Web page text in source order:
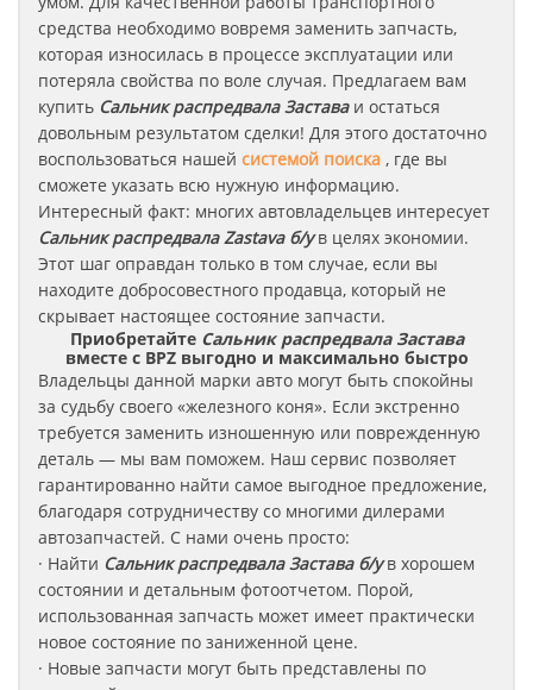
средства необходимо вовремя заменить запчасть,
которая износилась в процессе эксплуатации или
потеряла свойства по воле случая. Предлагаем вам
купить Сальник распредвалаЗаставаи остаться
довольным результатом сделки! Для этого достаточно
воспользоваться нашей системой поиска , где вы
сможете указать всю нужную информацию.
Интересный факт: многих автовладельцев интересует
Сальник распредвала Zastava б/у в целях экономии.
Этот шаг оправдан только в том случае, если вы
находите добросовестного продавца, который не
скрывает настоящее состояние запчасти.
Приобретайте Сальник распредвала Застава
вместе с BPZ выгодно и максимально быстро
Владельцы данной марки авто могут быть спокойны
за судьбу своего «железного коня». Если экстренно
требуется заменить изношенную или поврежденную
деталь — мы вам поможем. Наш сервис позволяет
гарантированно найти самое выгодное предложение,
благодаря сотрудничеству со многими дилерами
автозапчастей. С нами очень просто:
· Найти Сальник распредвалаЗаставаб/ув хорошем
состоянии и детальным фотоотчетом. Порой,
использованная запчасть может имеет практически
новое состояние по заниженной цене.
· Новые запчасти могут быть представлены по